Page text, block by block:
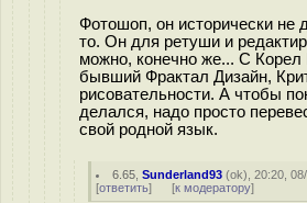
Фотошоп, он исторически не
то. Он для ретуши и
можно, конечно же... С Корел
бывший Фрактал Дизайн,
рисовательности. А чтобы
делался, надо просто
свой родной язык.
6.65 ,Sunderland93 (ok), 20:20,
[ответить] [к модератору]